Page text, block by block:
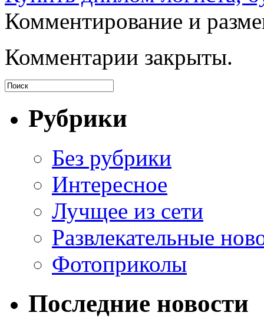
Комментирование и
Комментарии закрыты.
Рубрики
Без рубрики
Интересное
Лучщее из сети
Развлекательные
Фотоприколы
Последние новости